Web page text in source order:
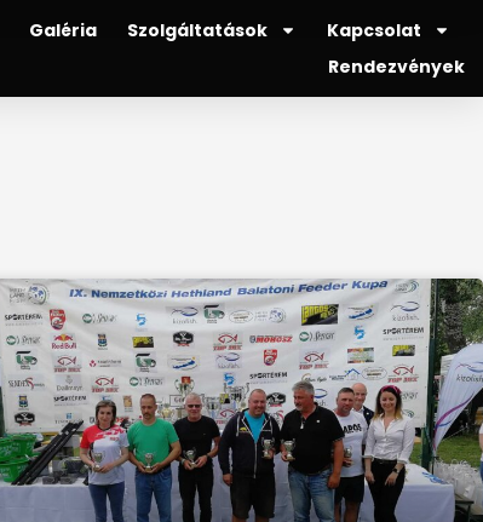
Galéria Szolgáltatások
Kapcsolat
Rendezvények